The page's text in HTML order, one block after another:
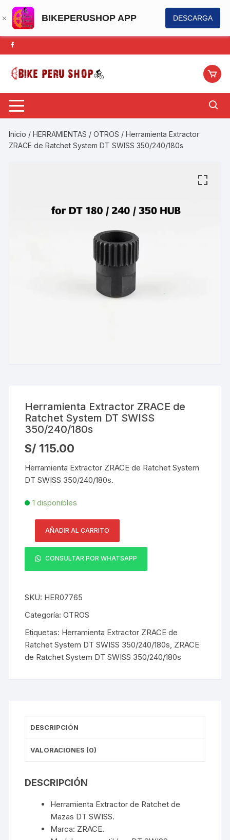
BIKEPERUSHOP APP DESCARGA
Saltar
al
contenido
Inicio /HERRAMIENTAS /OTROS / Herramienta Extractor
ZRACE de Ratchet System DT SWISS 350/240/180s
Herramienta Extractor ZRACE de
Ratchet System DT SWISS
350/240/180s
S/ 115.00
Herramienta Extractor ZRACE de Ratchet System
DT SWISS 350/240/180s.
1 disponibles
Extractor
ZRACE
de
System
DT
350/240/180s
cantidad
AÑADIR AL CARRITO
CONSULTAR POR WHATSAPP
SKU: HER07765
Categoría:OTROS
Etiquetas: Herramienta Extractor ZRACE de
Ratchet System DT SWISS 350/240/180s, ZRACE
de Ratchet System DT SWISS 350/240/180s
DESCRIPCIÓN
VALORACIONES (0)
DESCRIPCIÓN
Herramienta Extractor de Ratchet de
Mazas DT SWISS.
Marca: ZRACE.